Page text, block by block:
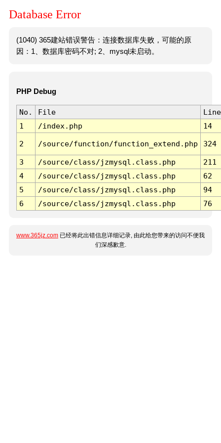
Database Error
(1040) 365建站错误警告：连接数据库失败，可能的原
因：1、数据库密码不对; 2、mysql未启动。
PHP Debug
No. File
Line
1
/index.php 14
2 /source/function/function_extend.php 324
3 /source/class/jzmysql.class.php
211
4
/source/class/jzmysql.class.php
62
5
/source/class/jzmysql.class.php
94
6
/source/class/jzmysql.class.php 76
www.365jz.com 已经将此出错信息详细记录, 由此给您带来的访问不便我
们深感歉意.